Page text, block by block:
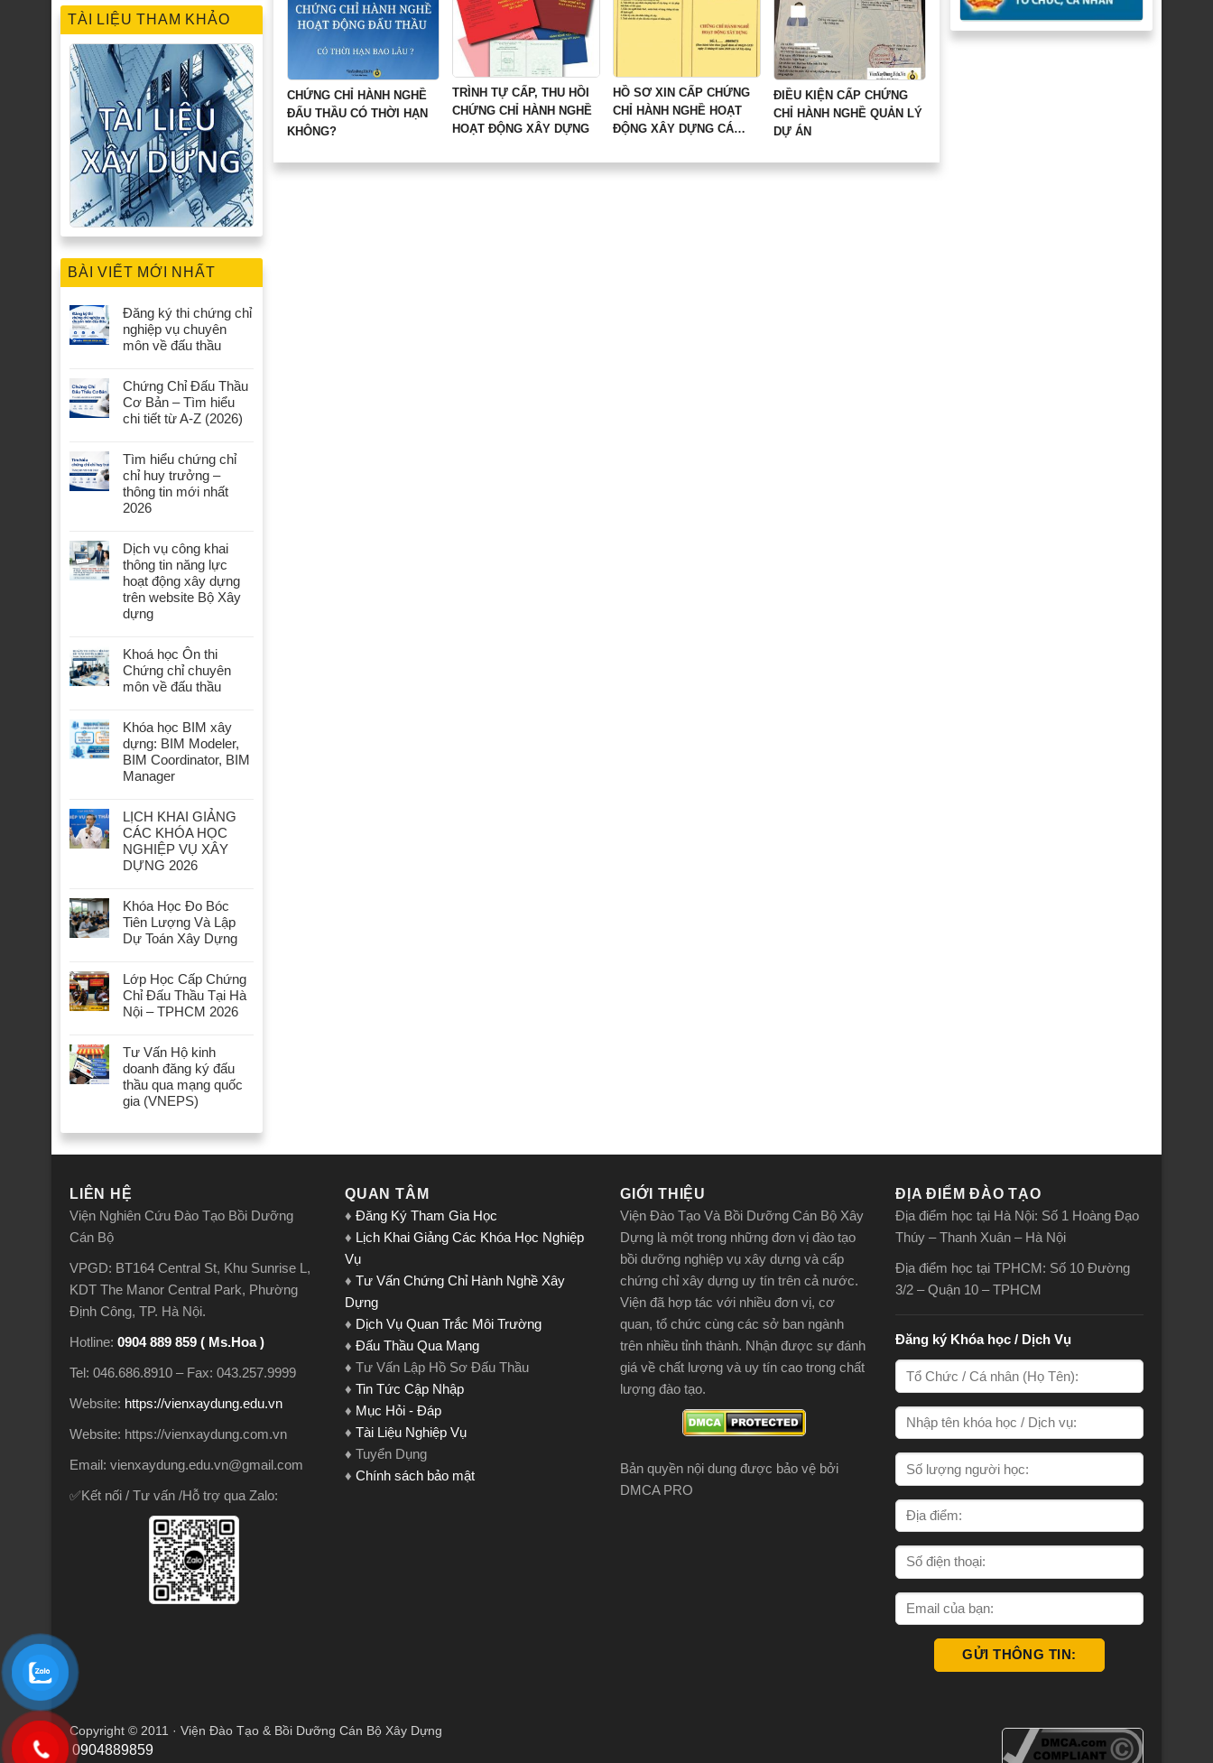
0904889859
TÀI LIỆU THAM KHẢO
BÀI VIẾT MỚI NHẤT
Đăng ký thi chứng chỉ
nghiệp vụ chuyên
môn về đấu thầu
Chứng Chỉ Đấu Thầu
Cơ Bản – Tìm hiểu
chi tiết từ A-Z (2026)
Tìm hiểu chứng chỉ
chỉ huy trưởng –
thông tin mới nhất
2026
Dịch vụ công khai
thông tin năng lực
hoạt động xây dựng
trên website Bộ Xây
dựng
Khoá học Ôn thi
Chứng chỉ chuyên
môn về đấu thầu
Khóa học BIM xây
dựng: BIM Modeler,
BIM Coordinator, BIM
Manager
LỊCH KHAI GIẢNG
CÁC KHÓA HỌC
NGHIỆP VỤ XÂY
DỰNG 2026
Khóa Học Đo Bóc
Tiên Lượng Và Lập
Dự Toán Xây Dựng
Lớp Học Cấp Chứng
Chỉ Đấu Thầu Tại Hà
Nội – TPHCM 2026
Tư Vấn Hộ kinh
doanh đăng ký đấu
thầu qua mạng quốc
gia (VNEPS)
CHỨNG CHỈ HÀNH NGHỀ
ĐẤU THẦU CÓ THỜI HẠN
KHÔNG?
TRÌNH TỰ CẤP, THU HỒI
CHỨNG CHỈ HÀNH NGHỀ
HOẠT ĐỘNG XÂY DỰNG
HỒ SƠ XIN CẤP CHỨNG
CHỈ HÀNH NGHỀ HOẠT
ĐỘNG XÂY DỰNG CÁ
ĐIỀU KIỆN CẤP CHỨNG
CHỈ HÀNH NGHỀ QUẢN LÝ
DỰ ÁN
LIÊN HỆ
Viện Nghiên Cứu Đào Tạo Bồi Dưỡng
Cán Bộ
VPGD: BT164 Central St, Khu Sunrise L,
KDT The Manor Central Park, Phường
Định Công, TP. Hà Nội.
Hotline: 0904 889 859 ( Ms.Hoa )
Tel: 046.686.8910 – Fax: 043.257.9999
Website: https://vienxaydung.edu.vn
Website: https://vienxaydung.com.vn
Email: vienxaydung.edu.vn@gmail.com
✅Kết nối / Tư vấn /Hỗ trợ qua Zalo:
QUAN TÂM
♦ Đăng Ký Tham Gia Học
♦ Lịch Khai Giảng Các Khóa Học Nghiệp
Vụ
♦ Tư Vấn Chứng Chỉ Hành Nghề Xây
Dựng
♦ Dịch Vụ Quan Trắc Môi Trường
♦ Đấu Thầu Qua Mạng
♦ Tư Vấn Lập Hồ Sơ Đấu Thầu
♦ Tin Tức Cập Nhập
♦ Mục Hỏi - Đáp
♦ Tài Liệu Nghiệp Vụ
♦ Tuyển Dụng
♦ Chính sách bảo mật
GIỚI THIỆU
Viện Đào Tạo Và Bồi Dưỡng Cán Bộ Xây
Dựng là một trong những đơn vị đào tạo
bồi dưỡng nghiệp vụ xây dựng và cấp
chứng chỉ xây dựng uy tín trên cả nước.
Viện đã hợp tác với nhiều đơn vị, cơ
quan, tổ chức cùng các sở ban ngành
trên nhiều tỉnh thành. Nhận được sự đánh
giá về chất lượng và uy tín cao trong chất
lượng đào tạo.
Bản quyền nội dung được bảo vệ bởi
DMCA PRO
ĐỊA ĐIỂM ĐÀO TẠO
Địa điểm học tại Hà Nội: Số 1 Hoàng Đạo
Thúy – Thanh Xuân – Hà Nội
Địa điểm học tại TPHCM: Số 10 Đường
3/2 – Quận 10 – TPHCM
Đăng ký Khóa học / Dịch Vụ
Copyright © 2011 · Viện Đào Tạo & Bồi Dưỡng Cán Bộ Xây Dựng